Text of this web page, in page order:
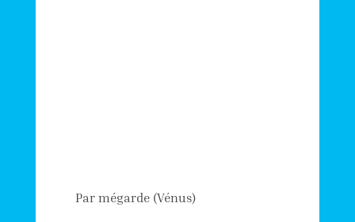
Par mégarde (Vénus)